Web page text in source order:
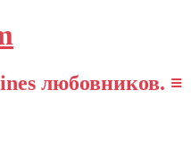
любовников. ≡